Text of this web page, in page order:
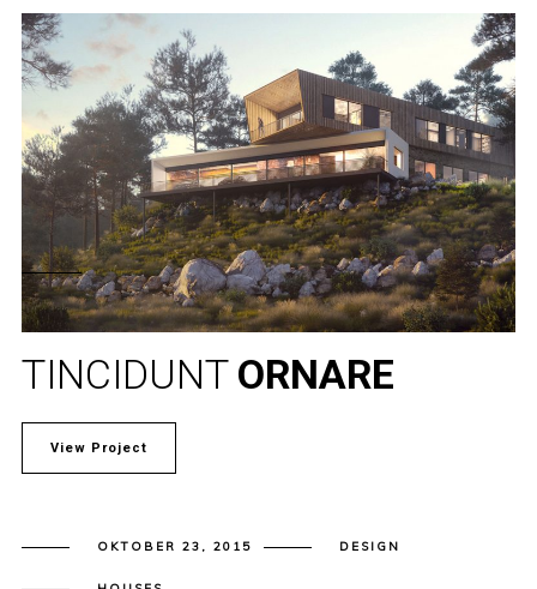
TINCIDUNT ORNARE
View Project
OKTOBER 23, 2015 DESIGN